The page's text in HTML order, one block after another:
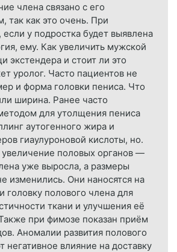
члена связано с его
так как это очень. При
у подростка будет выявлена
ему. Как увеличить мужской
экстендера и стоит ли это
уролог. Часто пациентов не
и форма головки пениса. Что
ширина. Ранее часто
для утолщения пениса
аутогенного жира и
гиаулуроновой кислоты, но.
половых органов —
уже выросла, а размеры
изменились. Они наносятся на
головку полового члена для
ткани и улучшения её
при фимозе показан приём
Аномалии развития полового
негативное влияние на доставку